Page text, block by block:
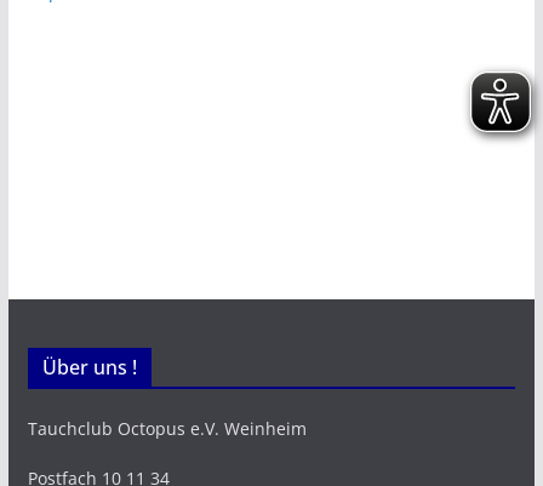
Über uns !
Tauchclub Octopus e.V. Weinheim
Postfach 10 11 34